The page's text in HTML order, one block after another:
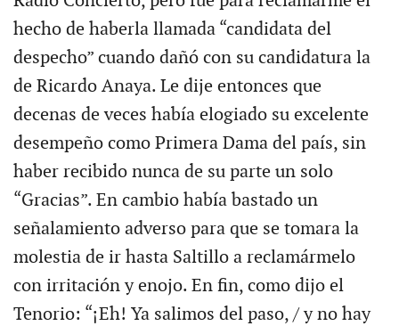
hecho de haberla llamada “candidata del
despecho” cuando dañó con su candidatura la
de Ricardo Anaya. Le dije entonces que
decenas de veces había elogiado su excelente
desempeño como Primera Dama del país, sin
haber recibido nunca de su parte un solo
“Gracias”. En cambio había bastado un
señalamiento adverso para que se tomara la
molestia de ir hasta Saltillo a reclamármelo
con irritación y enojo. En fin, como dijo el
Tenorio: “¡Eh! Ya salimos del paso, / y no hay